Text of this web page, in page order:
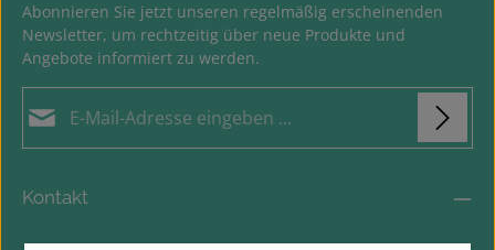
Abonnieren Sie jetzt unseren regelmäßig erscheinenden
Newsletter, um rechtzeitig über neue Produkte und
Angebote informiert zu werden.
Ich habe die
Die mit einem Stern (*) markierten Felder sind
Kontakt